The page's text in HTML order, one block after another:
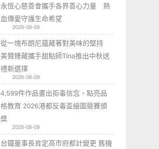
永恆心慈善會攜手各界善心力量 熱
血傳愛守護生命希望
2026-08-09
從一塊布朗尼蘊藏著對美味的堅持
美贊臻藏攜手甜點師Tina推出中秋送
禮新選擇
2026-08-09
4,599件作品畫出拒毒信念、點亮品
格教育 2026港都反毒盃繪圖競賽頒
獎
2026-08-09
台鐵董事長肯定高市府都計變更 舊機